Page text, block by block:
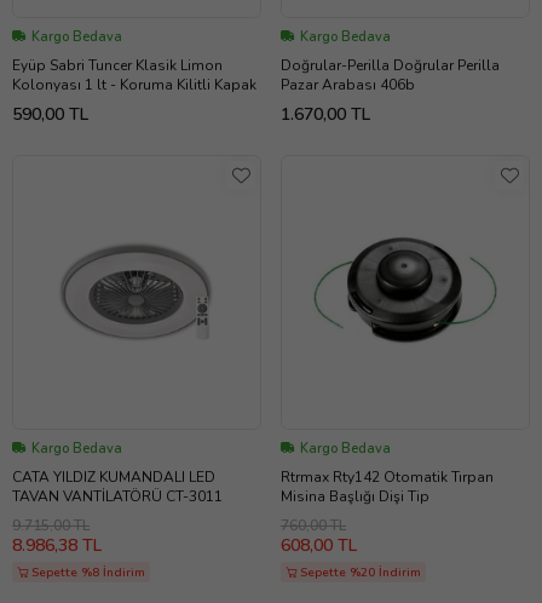
Kargo Bedava
Eyüp Sabri Tuncer Klasik Limon
Kolonyası 1 lt - Koruma Kilitli Kapak
590,00 TL
Kargo Bedava
Doğrular-Perilla Doğrular Perilla
Pazar Arabası 406b
1.670,00 TL
Kargo Bedava
CATA YILDIZ KUMANDALI LED
TAVAN VANTİLATÖRÜ CT-3011
9.715,00 TL
8.986,38 TL
Sepette %8 İndirim
Kargo Bedava
Rtrmax Rty142 Otomatik Tırpan
Misina Başlığı Dişi Tip
760,00 TL
608,00 TL
Sepette %20 İndirim